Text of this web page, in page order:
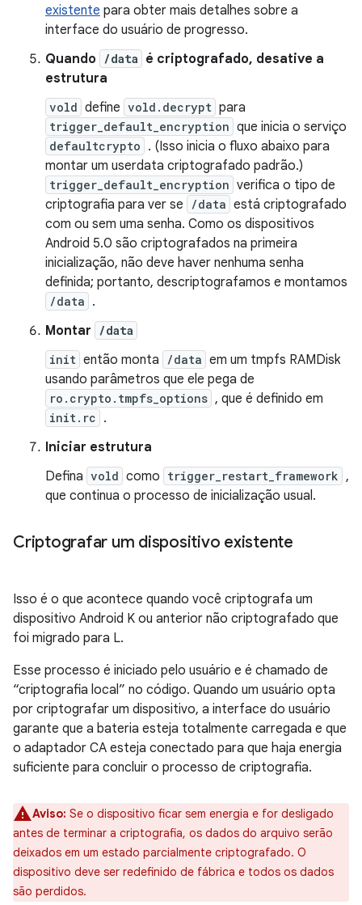
existente para obter mais detalhes sobre a
interface do usuário de progresso.
Quando /data é criptografado, desative a
estrutura
vold define vold.decrypt para
trigger_default_encryption que inicia o serviço
defaultcrypto . (Isso inicia o fluxo abaixo para
montar um userdata criptografado padrão.)
trigger_default_encryption verifica o tipo de
criptografia para ver se
/data está criptografado
com ou sem uma senha. Como os dispositivos
Android 5.0 são criptografados na primeira
inicialização, não deve haver nenhuma senha
definida; portanto, descriptografamos e montamos
/data .
Montar /data
init então monta /data em um tmpfs RAMDisk
usando parâmetros que ele pega de
ro.crypto.tmpfs_options , que é definido em
init.rc .
Iniciar estrutura
Defina vold como trigger_restart_framework ,
que continua o processo de inicialização usual.
Criptografar um dispositivo existente
Isso é o que acontece quando você criptografa um
dispositivo Android K ou anterior não criptografado que
foi migrado para L.
Esse processo é iniciado pelo usuário e é chamado de
“criptografia local” no código. Quando um usuário opta
por criptografar um dispositivo, a interface do usuário
garante que a bateria esteja totalmente carregada e que
o adaptador CA esteja conectado para que haja energia
suficiente para concluir o processo de criptografia.
Aviso: Se o dispositivo ficar sem energia e for desligado
antes de terminar a criptografia, os dados do arquivo serão
deixados em um estado parcialmente criptografado. O
dispositivo deve ser redefinido de fábrica e todos os dados
são perdidos.